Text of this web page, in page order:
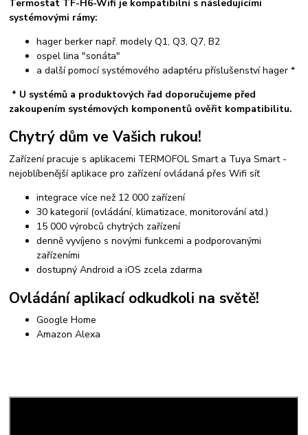
Termostat TF-H6-Wifi je kompatibilní s následujícími
systémovými rámy:
hager berker např. modely Q1, Q3, Q7, B2
ospel lina "sonáta"
a další pomocí systémového adaptéru příslušenství hager *
* U systémů a produktových řad doporučujeme před
zakoupením systémových komponentů ověřit kompatibilitu.
Chytrý dům ve Vašich rukou!
Zařízení pracuje s aplikacemi TERMOFOL Smart a Tuya Smart -
nejoblíbenější aplikace pro zařízení ovládaná přes Wifi síť
integrace více než 12 000 zařízení
30 kategorií (ovládání, klimatizace, monitorování atd.)
15 000 výrobců chytrých zařízení
denně vyvíjeno s novými funkcemi a podporovanými
zařízeními
dostupný Android a iOS zcela zdarma
Ovládání aplikací odkudkoli na světě!
Google Home
Amazon Alexa